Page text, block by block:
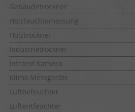
Gebäudetrockner
Holzfeuchtemessung
Holztrockner
Industrietrockner
Infrarot Kamera
Klima Messgeräte
Luftbefeuchter
Luftentfeuchter